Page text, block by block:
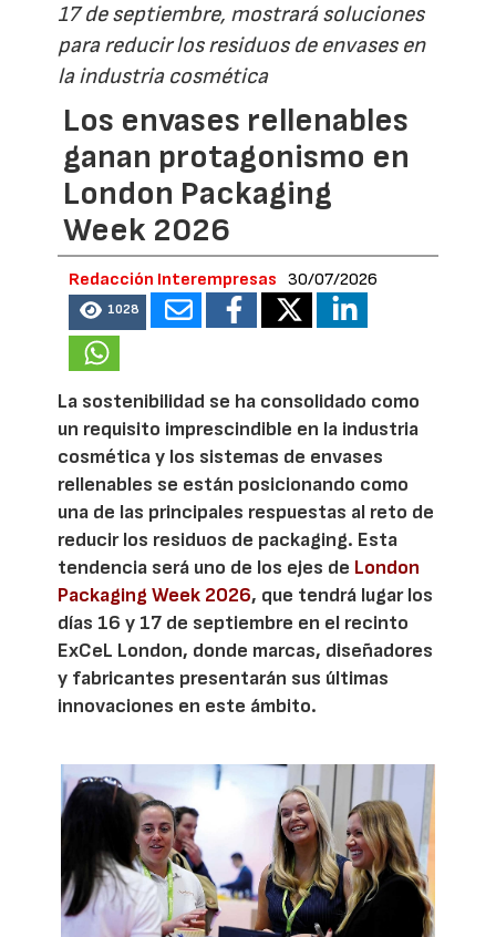
17 de septiembre, mostrará soluciones
para reducir los residuos de envases en
la industria cosmética
Los envases rellenables
ganan protagonismo en
London Packaging
Week 2026
Redacción Interempresas 30/07/2026
1028
La sostenibilidad se ha consolidado como
un requisito imprescindible en la industria
cosmética y los sistemas de envases
rellenables se están posicionando como
una de las principales respuestas al reto de
reducir los residuos de packaging. Esta
tendencia será uno de los ejes de London
Packaging Week 2026, que tendrá lugar los
días 16 y 17 de septiembre en el recinto
ExCeL London, donde marcas, diseñadores
y fabricantes presentarán sus últimas
innovaciones en este ámbito.